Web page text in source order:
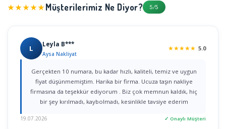
★★★★★Müşterilerimiz Ne Diyor? 5/5
L Leyla B***
Aysa Nakliyat
★★★★★ 5.0
Gerçekten 10 numara, bu kadar hızlı, kaliteli, temiz ve uygun
fiyat düşünmemiştim. Harika bir firma. Ucuza taşın nakliye
firmasına da teşekkür ediyorum . Biz çok memnun kaldık, hiç
bir şey kırılmadı, kaybolmadı, kesinlikle tavsiye ederim
19.07.2026 ✓ Onaylı Müşteri